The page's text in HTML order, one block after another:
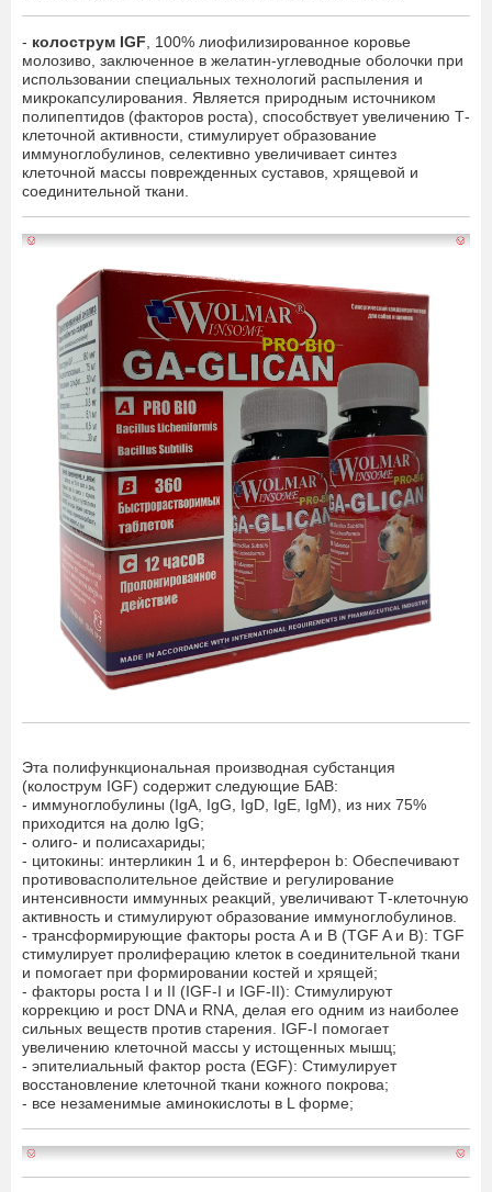
- колострум IGF , 100% лиофилизированное коровье
молозиво, заключенное в желатин-углеводные оболочки при
использовании специальных технологий распыления и
микрокапсулирования. Является природным источником
полипептидов (факторов роста), способствует увеличению Т-
клеточной активности, стимулирует образование
иммуноглобулинов, селективно увеличивает синтез
клеточной массы поврежденных суставов, хрящевой и
соединительной ткани.
Эта полифункциональная производная субстанция
(колострум IGF) содержит следующие БАВ:
- иммуноглобулины (IgA, IgG, IgD, IgE, IgM), из них 75%
приходится на долю IgG;
- олиго- и полисахариды;
- цитокины: интерликин 1 и 6, интерферон b: Обеспечивают
противовасполительное действие и регулирование
интенсивности иммунных реакций, увеличивают Т-клеточную
активность и стимулируют образование иммуноглобулинов.
- трансформирующие факторы роста А и В (TGF A и В): TGF
стимулирует пролиферацию клеток в соединительной ткани
и помогает при формировании костей и хрящей;
- факторы роста I и II (IGF-I и IGF-II): Стимулируют
коррекцию и рост DNA и RNA, делая его одним из наиболее
сильных веществ против старения. IGF-I помогает
увеличению клеточной массы у истощенных мышц;
- эпителиальный фактор роста (EGF): Стимулирует
восстановление клеточной ткани кожного покрова;
- все незаменимые аминокислоты в L форме;